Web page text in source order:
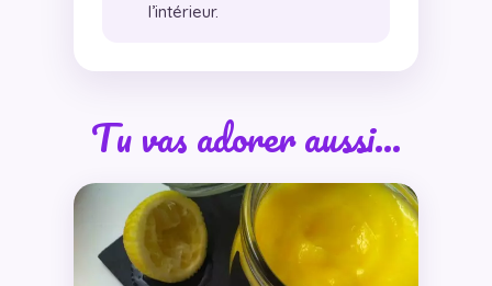
l’intérieur.
Tu vas adorer aussi…